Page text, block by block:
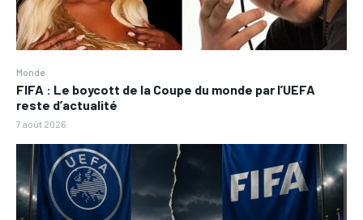
Monde
FIFA : Le boycott de la Coupe du monde par l’UEFA
reste d’actualité
7 août 2026